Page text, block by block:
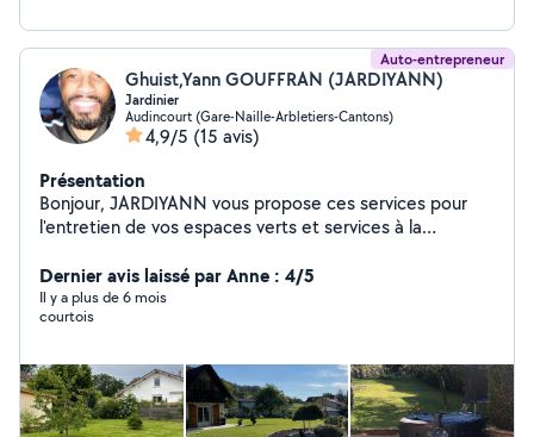
Auto-entrepreneur
Ghuist,Yann GOUFFRAN (JARDIYANN)
Jardinier
Audincourt (Gare-Naille-Arbletiers-Cantons)
4,9/5 (15 avis)
Présentation
Bonjour, JARDIYANN vous propose ces services pour
l'entretien de vos espaces verts et services à la
Taillage de haie,Débroussaillage, Nettoyage de vos
terrasses ou balcon , Désherbage, petit bricolage, aide
pour faire vos courses, sortir vos animaux et leurs
déménagement et tout autres demandes en rapport
avec l'aide à la personne.
Dernier avis laissé par Anne : 4/5
Il y a plus de 6 mois
courtois